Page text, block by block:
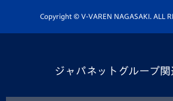
ホームタウン活動
Copyright © V-VAREN NAGASAKI. ALL
ジャパネットグループ関